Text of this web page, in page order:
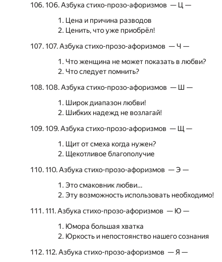
106. Азбука стихо-прозо-афоризмов — Ц —
Цена и причина разводов
Ценить, что уже приобрёл!
107. Азбука стихо-прозо-афоризмов — Ч —
Что женщина не может показать в любви?
Что следует помнить?
108. Азбука стихо-прозо-афоризмов — Ш —
Широк диапазон любви!
Шибких надежд не возлагай!
109. Азбука стихо-прозо-афоризмов — Щ —
Щит от смеха когда нужен?
Щекотливое благополучие
110. Азбука стихо-прозо-афоризмов — Э —
Это смаковник любви…
Эту возможность использовать необходимо!
111. Азбука стихо-прозо-афоризмов — Ю —
Юмора большая хватка
Юркость и непостоянство нашего сознания
112. Азбука стихо-прозо-афоризмов — Я —